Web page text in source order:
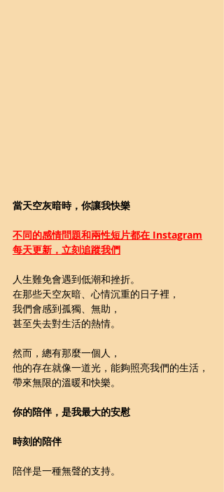
當天空灰暗時，你讓我快樂
不同的感情問題和兩性短片都在 Instagram
每天更新，立刻追蹤我們
人生難免會遇到低潮和挫折。
在那些天空灰暗、心情沉重的日子裡，
我們會感到孤獨、無助，
甚至失去對生活的熱情。
然而，總有那麼一個人，
他的存在就像一道光，能夠照亮我們的生活，
帶來無限的溫暖和快樂。
你的陪伴，是我最大的安慰
時刻的陪伴
陪伴是一種無聲的支持。